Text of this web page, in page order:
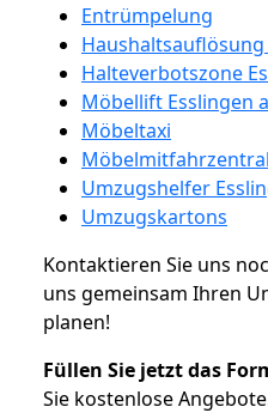
Entrümpelung
Halteverbotszone
Möbellift Esslingen
Möbeltaxi
Umzugshelfer
Umzugskartons
Kontaktieren Sie uns
uns gemeinsam Ihren
planen!
Füllen Sie jetzt das
Sie kostenlose